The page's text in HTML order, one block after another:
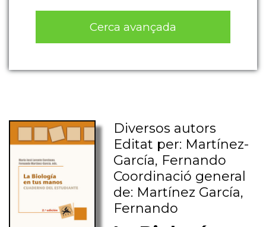
Cerca avançada
Diversos autors
Editat per: Martínez-
García, Fernando
Coordinació general
de: Martínez García,
Fernando